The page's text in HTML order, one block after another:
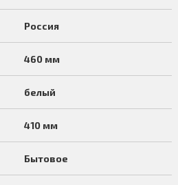
Россия
460 мм
белый
410 мм
Бытовое